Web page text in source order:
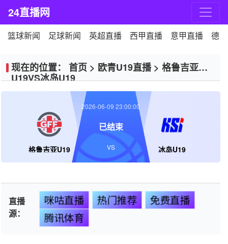
24直播网
篮球新闻 足球新闻 英超直播 西甲直播 意甲直播 德
现在的位置： 首页 > 欧青U19直播> 格鲁吉亚
U19VS冰岛U19
格鲁吉亚U19 冰岛U19
2026-06-09 23:00:00
已结束
VS
直播
源：
咪咕直播 热门推荐
免费直播
腾讯体育